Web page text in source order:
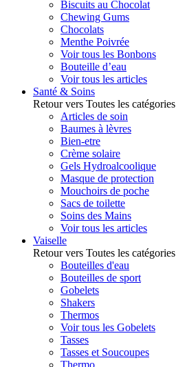
Biscuits au Chocolat
Chewing Gums
Chocolats
Menthe Poivrée
Voir tous les Bonbons
Bouteille d’eau
Voir tous les articles
Santé & Soins
Retour vers Toutes les catégories
Articles de soin
Baumes à lèvres
Bien-etre
Crème solaire
Gels Hydroalcoolique
Masque de protection
Mouchoirs de poche
Sacs de toilette
Soins des Mains
Voir tous les articles
Vaiselle
Retour vers Toutes les catégories
Bouteilles d'eau
Bouteilles de sport
Gobelets
Shakers
Thermos
Voir tous les Gobelets
Tasses
Tasses et Soucoupes
Thermo